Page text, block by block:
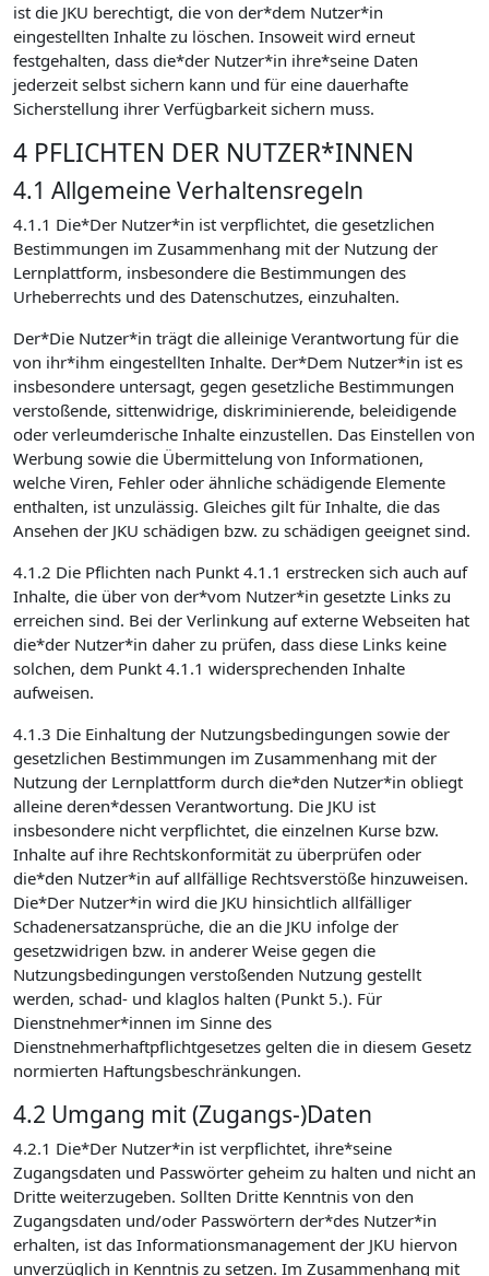
ist die JKU berechtigt, die von der*dem Nutzer*in
eingestellten Inhalte zu löschen. Insoweit wird erneut
festgehalten, dass die*der Nutzer*in ihre*seine Daten
jederzeit selbst sichern kann und für eine dauerhafte
Sicherstellung ihrer Verfügbarkeit sichern muss.
4 PFLICHTEN DER NUTZER*INNEN
4.1 Allgemeine Verhaltensregeln
4.1.1 Die*Der Nutzer*in ist verpflichtet, die gesetzlichen
Bestimmungen im Zusammenhang mit der Nutzung der
Lernplattform, insbesondere die Bestimmungen des
Urheberrechts und des Datenschutzes, einzuhalten.
Der*Die Nutzer*in trägt die alleinige Verantwortung für die
von ihr*ihm eingestellten Inhalte. Der*Dem Nutzer*in ist es
insbesondere untersagt, gegen gesetzliche Bestimmungen
verstoßende, sittenwidrige, diskriminierende, beleidigende
oder verleumderische Inhalte einzustellen. Das Einstellen von
Werbung sowie die Übermittelung von Informationen,
welche Viren, Fehler oder ähnliche schädigende Elemente
enthalten, ist unzulässig. Gleiches gilt für Inhalte, die das
Ansehen der JKU schädigen bzw. zu schädigen geeignet sind.
4.1.2 Die Pflichten nach Punkt 4.1.1 erstrecken sich auch auf
Inhalte, die über von der*vom Nutzer*in gesetzte Links zu
erreichen sind. Bei der Verlinkung auf externe Webseiten hat
die*der Nutzer*in daher zu prüfen, dass diese Links keine
solchen, dem Punkt 4.1.1 widersprechenden Inhalte
aufweisen.
4.1.3 Die Einhaltung der Nutzungsbedingungen sowie der
gesetzlichen Bestimmungen im Zusammenhang mit der
Nutzung der Lernplattform durch die*den Nutzer*in obliegt
alleine deren*dessen Verantwortung. Die JKU ist
insbesondere nicht verpflichtet, die einzelnen Kurse bzw.
Inhalte auf ihre Rechtskonformität zu überprüfen oder
die*den Nutzer*in auf allfällige Rechtsverstöße hinzuweisen.
Die*Der Nutzer*in wird die JKU hinsichtlich allfälliger
Schadenersatzansprüche, die an die JKU infolge der
gesetzwidrigen bzw. in anderer Weise gegen die
Nutzungsbedingungen verstoßenden Nutzung gestellt
werden, schad- und klaglos halten (Punkt 5.). Für
Dienstnehmer*innen im Sinne des
Dienstnehmerhaftpflichtgesetzes gelten die in diesem Gesetz
normierten Haftungsbeschränkungen.
4.2 Umgang mit (Zugangs-)Daten
4.2.1 Die*Der Nutzer*in ist verpflichtet, ihre*seine
Zugangsdaten und Passwörter geheim zu halten und nicht an
Dritte weiterzugeben. Sollten Dritte Kenntnis von den
Zugangsdaten und/oder Passwörtern der*des Nutzer*in
erhalten, ist das Informationsmanagement der JKU hiervon
unverzüglich in Kenntnis zu setzen. Im Zusammenhang mit